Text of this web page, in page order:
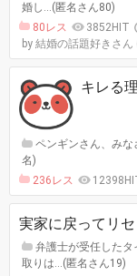
婚し…(匿名さん80)
80レス
3852HIT
結婚の話題好きさん
キレる
ペンギンさん、み
名)
236レス
実家に戻ってリ
弁護士が受任したタ
取りは…(匿名さん19)